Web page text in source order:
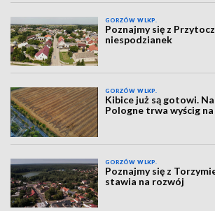
GORZÓW WLKP.
Poznajmy się z
niespodzianek
GORZÓW WLKP.
Kibice już są gotowi.
Pologne trwa wyścig
GORZÓW WLKP.
Poznajmy się z
stawia na rozwój